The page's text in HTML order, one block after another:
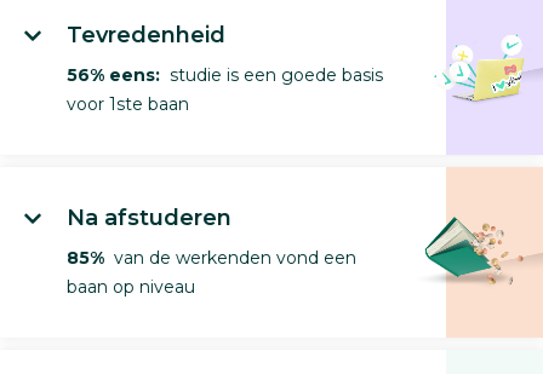
Tevredenheid
56% eens: studie is een goede basis
voor 1ste baan
Na afstuderen
85% van de werkenden vond een
baan op niveau